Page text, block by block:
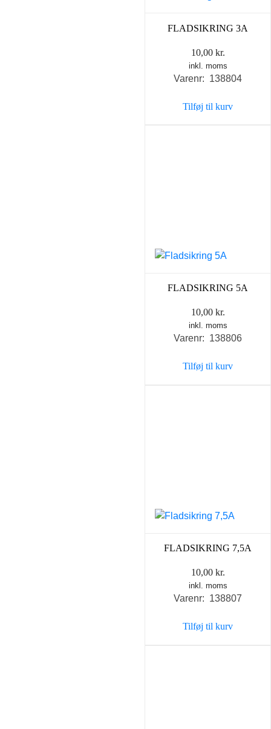
FLADSIKRING 3A
10,00 kr.
inkl. moms
Varenr: 138804
Tilføj til kurv
FLADSIKRING 5A
10,00 kr.
inkl. moms
Varenr: 138806
Tilføj til kurv
FLADSIKRING 7,5A
10,00 kr.
inkl. moms
Varenr: 138807
Tilføj til kurv